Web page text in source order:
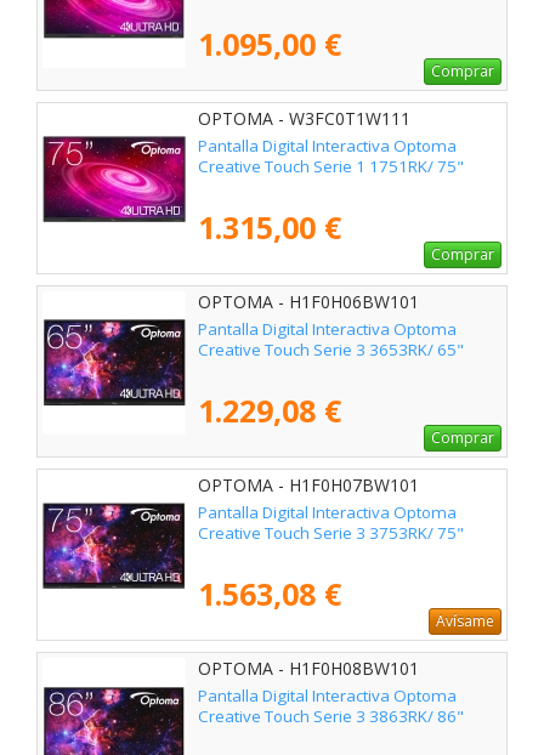
1.095,00 €
Comprar
OPTOMA - W3FC0T1W111
Pantalla Digital Interactiva Optoma
Creative Touch Serie 1 1751RK/ 75"
1.315,00 €
Comprar
OPTOMA - H1F0H06BW101
Pantalla Digital Interactiva Optoma
Creative Touch Serie 3 3653RK/ 65"
1.229,08 €
Comprar
OPTOMA - H1F0H07BW101
Pantalla Digital Interactiva Optoma
Creative Touch Serie 3 3753RK/ 75"
1.563,08 €
Avísame
OPTOMA - H1F0H08BW101
Pantalla Digital Interactiva Optoma
Creative Touch Serie 3 3863RK/ 86"